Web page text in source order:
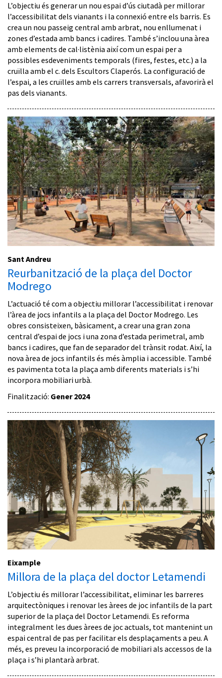
L’objectiu és generar un nou espai d’ús ciutadà per millorar
l’accessibilitat dels vianants i la connexió entre els barris. Es
crea un nou passeig central amb arbrat, nou enllumenat i
zones d’estada amb bancs i cadires. També s’inclou una àrea
amb elements de cal·listènia així com un espai per a
possibles esdeveniments temporals (fires, festes, etc.) a la
cruïlla amb el c. dels Escultors Claperós. La configuració de
l’espai, a les cruïlles amb els carrers transversals, afavorirà el
pas dels vianants.
Sant Andreu
Reurbanització de la plaça del Doctor
Modrego
L’actuació té com a objectiu millorar l’accessibilitat i renovar
l’àrea de jocs infantils a la plaça del Doctor Modrego. Les
obres consisteixen, bàsicament, a crear una gran zona
central d’espai de jocs i una zona d’estada perimetral, amb
bancs i cadires, que fan de separador del trànsit rodat. Així, la
nova àrea de jocs infantils és més àmplia i accessible. També
es pavimenta tota la plaça amb diferents materials i s’hi
incorpora mobiliari urbà.
Finalització: Gener 2024
Eixample
Millora de la plaça del doctor Letamendi
L’objectiu és millorar l’accessibilitat, eliminar les barreres
arquitectòniques i renovar les àrees de joc infantils de la part
superior de la plaça del Doctor Letamendi. Es reforma
integralment les dues àrees de joc actuals, tot mantenint un
espai central de pas per facilitar els desplaçaments a peu. A
més, es preveu la incorporació de mobiliari als accessos de la
plaça i s’hi plantarà arbrat.